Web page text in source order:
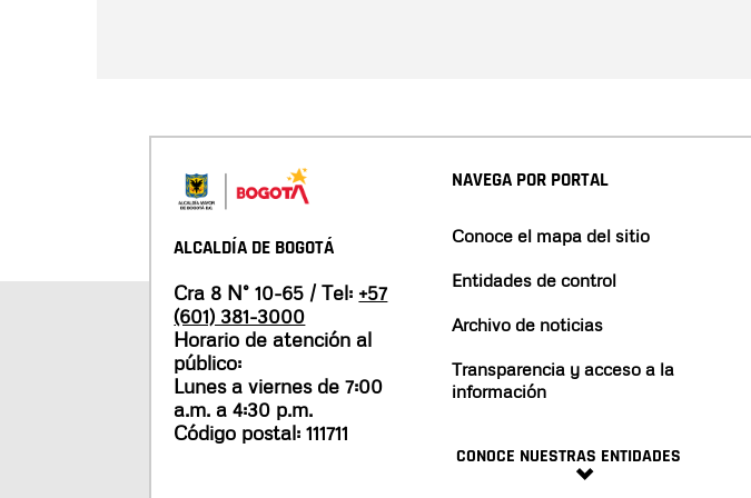
ALCALDÍA DE BOGOTÁ
Cra 8 N° 10-65 / Tel: +57
(601) 381-3000
Horario de atención al
público:
Lunes a viernes de 7:00
a.m. a 4:30 p.m.
Código postal: 111711
NAVEGA POR PORTAL
Conoce el mapa del sitio
Entidades de control
Archivo de noticias
Transparencia y acceso a la
información
CONOCE NUESTRAS ENTIDADES